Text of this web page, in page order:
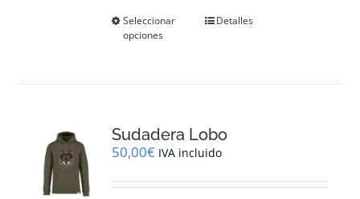
Seleccionar
opciones
Este
se
pueden
en
Detalles
Sudadera Lobo
50,00€ IVA incluido